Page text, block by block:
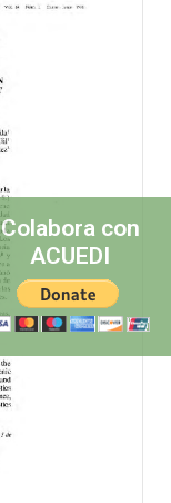
Colabora con
ACUEDI